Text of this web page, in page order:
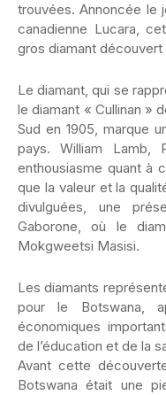
trouvées. Annoncée le
canadienne Lucara,
gros diamant découvert
Le diamant, qui se
le diamant « Cullinan »
Sud en 1905, marque
pays. William Lamb,
enthousiasme quant à
que la valeur et la
divulguées, une
Gaborone, où le
Mokgweetsi Masisi.
Les diamants
pour le Botswana,
économiques
de l’éducation et de la
Avant cette
Botswana était une